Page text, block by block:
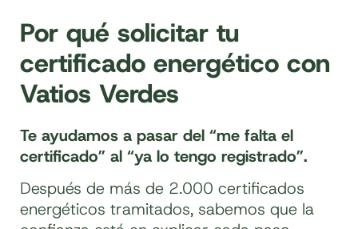
Por qué solicitar tu
certificado energético con
Vatios Verdes
Te ayudamos a pasar del “me falta el
certificado” al “ya lo tengo registrado”.
Después de más de 2.000 certificados
energéticos tramitados, sabemos que la